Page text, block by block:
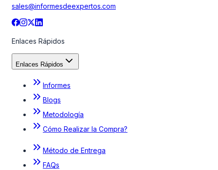
sales@informesdeexpertos.com
Enlaces Rápidos
Enlaces Rápidos
Informes
Blogs
Metodología
Cómo Realizar la Compra?
Método de Entrega
FAQs